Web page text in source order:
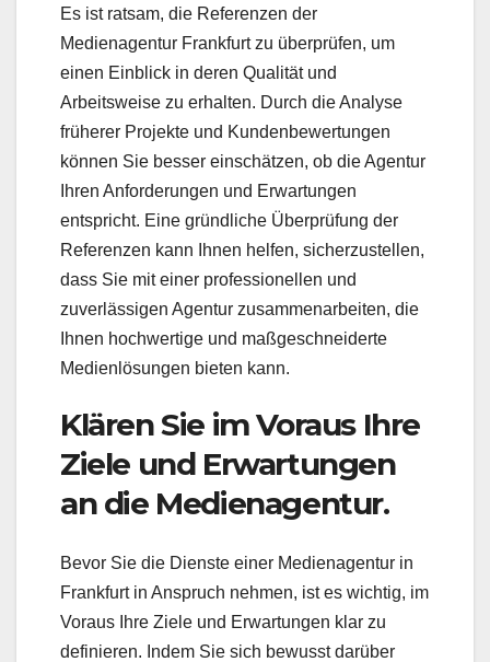
Es ist ratsam, die Referenzen der
Medienagentur Frankfurt zu überprüfen, um
einen Einblick in deren Qualität und
Arbeitsweise zu erhalten. Durch die Analyse
früherer Projekte und Kundenbewertungen
können Sie besser einschätzen, ob die Agentur
Ihren Anforderungen und Erwartungen
entspricht. Eine gründliche Überprüfung der
Referenzen kann Ihnen helfen, sicherzustellen,
dass Sie mit einer professionellen und
zuverlässigen Agentur zusammenarbeiten, die
Ihnen hochwertige und maßgeschneiderte
Medienlösungen bieten kann.
Klären Sie im Voraus Ihre
Ziele und Erwartungen
an die Medienagentur.
Bevor Sie die Dienste einer Medienagentur in
Frankfurt in Anspruch nehmen, ist es wichtig, im
Voraus Ihre Ziele und Erwartungen klar zu
definieren. Indem Sie sich bewusst darüber